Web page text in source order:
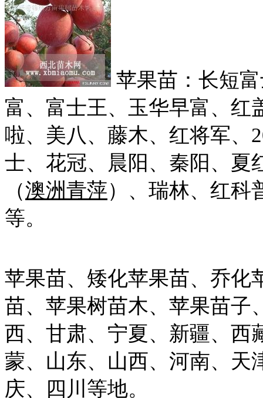
苹果苗：长短
富、富士王、玉华早富、红
啦、美八、藤木、红将军、
士、花冠、晨阳、秦阳、夏
（澳洲青萍）、瑞林、红科
等。
苹果苗、矮化苹果苗、乔化
苗、苹果树苗木、苹果苗子
西、甘肃、宁夏、新疆、西
蒙、山东、山西、河南、天
庆、四川等地。